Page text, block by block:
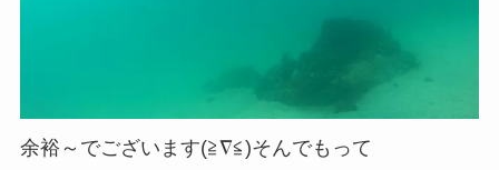
余裕～でございます(≧∇≦)そんでもって